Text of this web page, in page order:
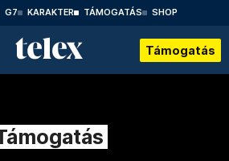
G7 KARAKTER TÁMOGATÁS SHOP
Támogatás